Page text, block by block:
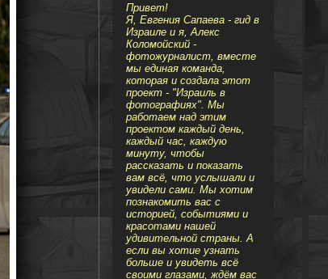
Привет!
Я, Евгения Сапаева - гид в
Израиле и я, Алекс
Коломойский -
фотожурналист, вместе
мы единая команда,
которая и создала этот
проект - "Израиль в
фотографиях". Мы
работаем над этим
проектом каждый день,
каждый час, каждую
минуту, чтобы
рассказать и показать
вам всё, что услышали и
увидели сами. Мы хотим
познакомить вас с
историей, событиями и
красотами нашей
удивительной страны. А
если вы хотие узнать
больше и увидеть всё
своими глазами, ждём вас